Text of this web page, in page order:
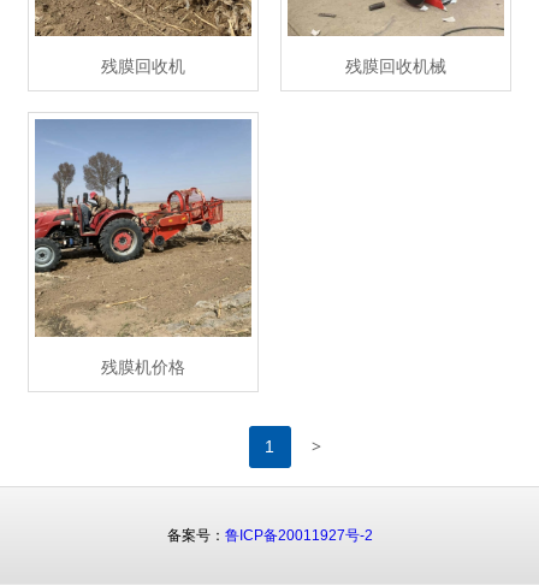
残膜回收机 残膜回收机械
残膜机价格
1 >
备案号： 鲁ICP备20011927号-2